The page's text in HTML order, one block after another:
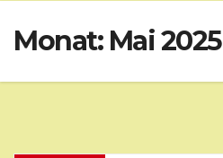
Monat: Mai 2025